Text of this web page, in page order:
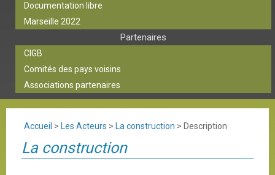
Documentation libre
Marseille 2022
Partenaires
CIGB
Comités des pays voisins
Associations partenaires
Accueil > Les Acteurs > La construction > Description
La construction